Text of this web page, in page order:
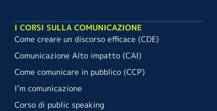
I CORSI SULLA COMUNICAZIONE
Come creare un discorso efficace (CDE)
Comunicazione Alto impatto (CAI)
Come comunicare in pubblico (CCP)
I’m comunicazione
Corso di public speaking